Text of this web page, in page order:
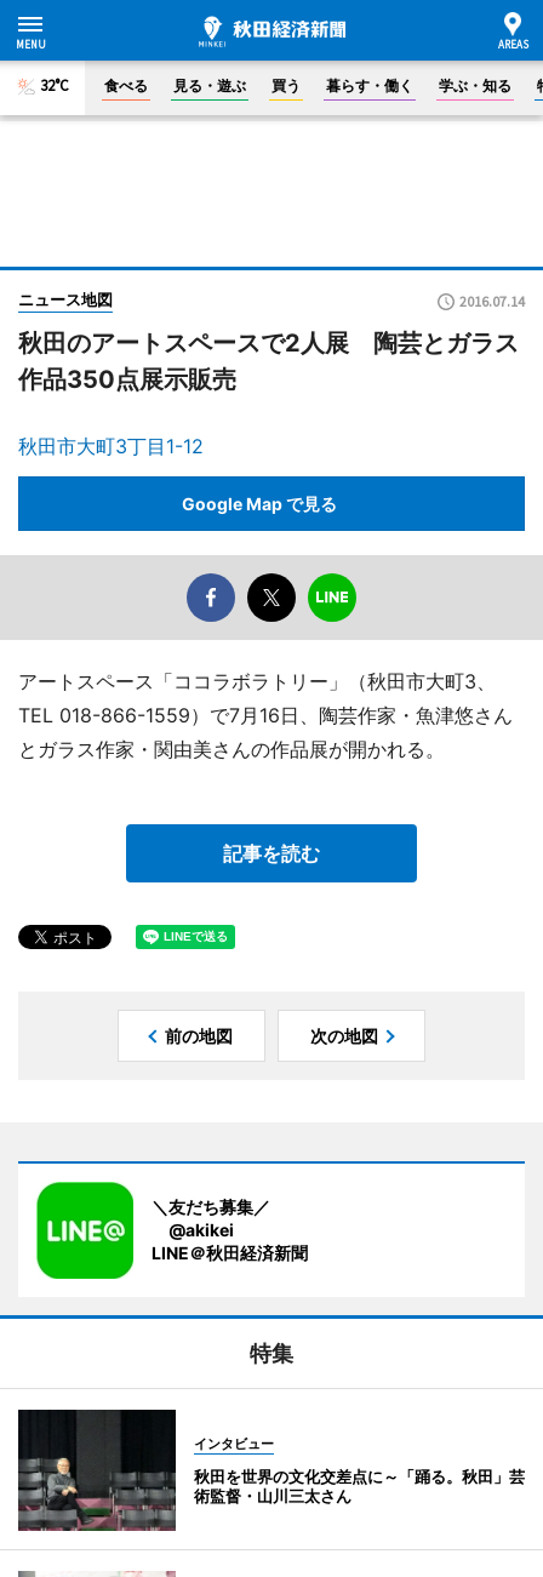
32°C 食べる 見る・遊ぶ 買う 暮らす・働く 学ぶ・知る
ニュース地図 2016.07.14
秋田のアートスペースで2人展 陶芸とガラス
作品350点展示販売
秋田市大町3丁目1-12
Google Map で見る
アートスペース「ココラボラトリー」（秋田市大町3、
TEL 018-866-1559）で7月16日、陶芸作家・魚津悠さん
とガラス作家・関由美さんの作品展が開かれる。
記事を読む
前の地図 次の地図
＼友だち募集／
@akikei
LINE＠秋田経済新聞
特集
インタビュー
秋田を世界の文化交差点に～「踊る。秋田」芸
術監督・山川三太さん